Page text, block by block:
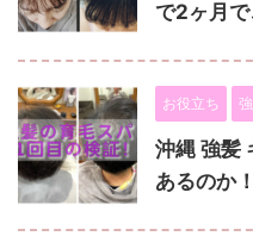
で2ヶ月で
お役立ち
沖縄 強髪
あるのか